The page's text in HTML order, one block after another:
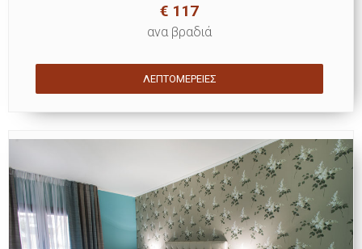
€ 117
ανα βραδιά
ΛΕΠΤΟΜΈΡΕΙΕΣ